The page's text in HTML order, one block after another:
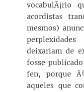
vocabulÃ¡rio
acordistas
mesmos)
deixariam de
fosse
fen, porque
aqueles que